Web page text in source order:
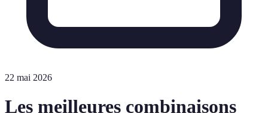
22 mai 2026
Les meilleures combinaisons